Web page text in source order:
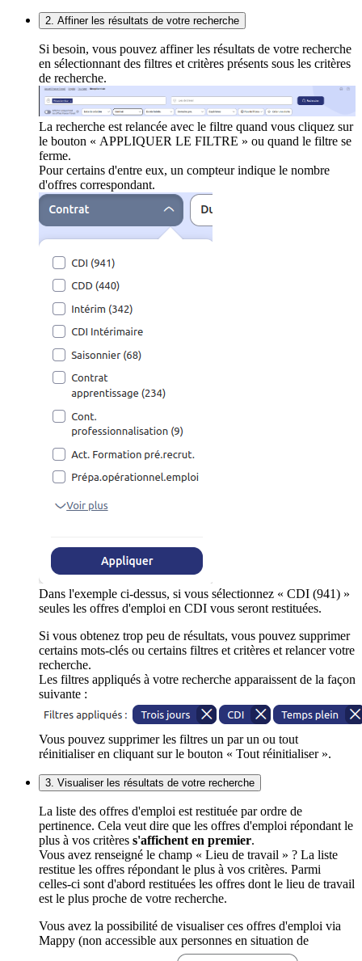
2. Affiner les résultats de votre recherche
Si besoin, vous pouvez affiner les résultats de votre recherche
en sélectionnant des filtres et critères présents sous les critères
de recherche.
La recherche est relancée avec le filtre quand vous cliquez sur
le bouton « APPLIQUER LE FILTRE » ou quand le filtre se
ferme.
Pour certains d'entre eux, un compteur indique le nombre
d'offres correspondant.
Dans l'exemple ci-dessus, si vous sélectionnez « CDI (941) »
seules les offres d'emploi en CDI vous seront restituées.
Si vous obtenez trop peu de résultats, vous pouvez supprimer
certains mots-clés ou certains filtres et critères et relancer votre
recherche.
Les filtres appliqués à votre recherche apparaissent de la façon
suivante :
Vous pouvez supprimer les filtres un par un ou tout
réinitialiser en cliquant sur le bouton « Tout réinitialiser ».
3. Visualiser les résultats de votre recherche
La liste des offres d'emploi est restituée par ordre de
pertinence. Cela veut dire que les offres d'emploi répondant le
plus à vos critères s'affichent en premier.
Vous avez renseigné le champ « Lieu de travail » ? La liste
restitue les offres répondant le plus à vos critères. Parmi
celles-ci sont d'abord restituées les offres dont le lieu de travail
est le plus proche de votre recherche.
Vous avez la possibilité de visualiser ces offres d'emploi via
Mappy (non accessible aux personnes en situation de